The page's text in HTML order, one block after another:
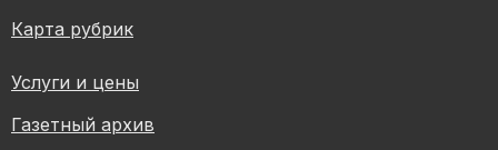
Карта рубрик
Услуги и цены
Газетный архив